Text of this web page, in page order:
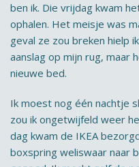
ben ik. Die vrijdag kwam
ophalen. Het meisje was
geval ze zou breken hielp
aanslag op mijn rug, maar
nieuwe bed.
Ik moest nog één nachtje
zou ik ongetwijfeld weer
dag kwam de IKEA
boxspring weliswaar naar